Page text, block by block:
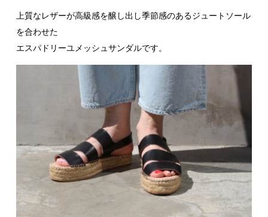
上質なレザーが高級感を醸し出し季節感のあるジュートソール
を合わせた
エスパドリーユメッシュサンダルです。